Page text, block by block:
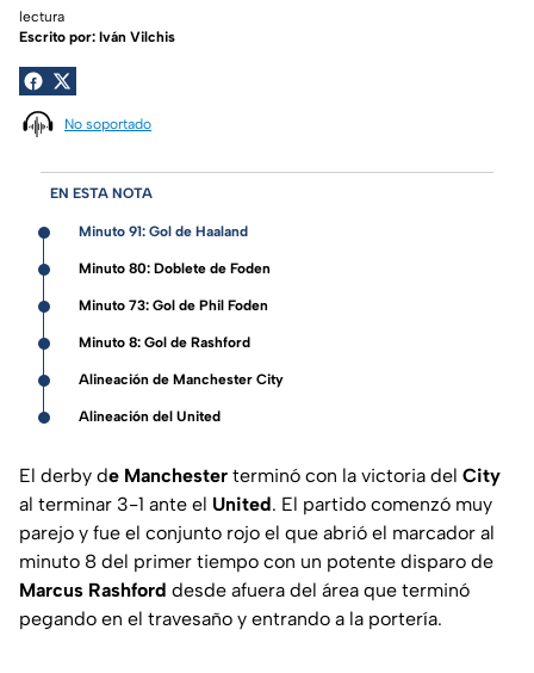
lectura
Escrito por: Iván Vilchis
No soportado
EN ESTA NOTA
Minuto 91: Gol de Haaland
Minuto 80: Doblete de Foden
Minuto 73: Gol de Phil Foden
Minuto 8: Gol de Rashford
Alineación de Manchester City
Alineación del United
El derby de Manchester terminó con la victoria del City
al terminar 3-1 ante el United. El partido comenzó muy
parejo y fue el conjunto rojo el que abrió el marcador al
minuto 8 del primer tiempo con un potente disparo de
Marcus Rashford desde afuera del área que terminó
pegando en el travesaño y entrando a la portería.